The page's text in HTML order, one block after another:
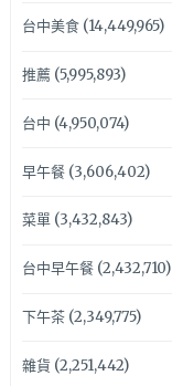
台中美食(14,449,965)
推薦(5,995,893)
台中 (4,950,074)
早午餐(3,606,402)
菜單(3,432,843)
台中早午餐(2,432,710)
下午茶(2,349,775)
雜貨 (2,251,442)